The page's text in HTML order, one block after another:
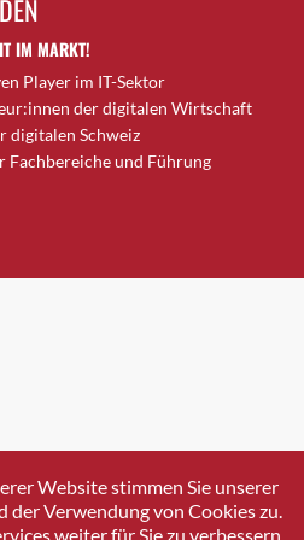
IM MARKT!
Player im IT-Sektor
der digitalen Wirtschaft
digitalen Schweiz
Fachbereiche und Führung
Website stimmen Sie unserer
der Verwendung von Cookies zu.
weiter für Sie zu verbessern.